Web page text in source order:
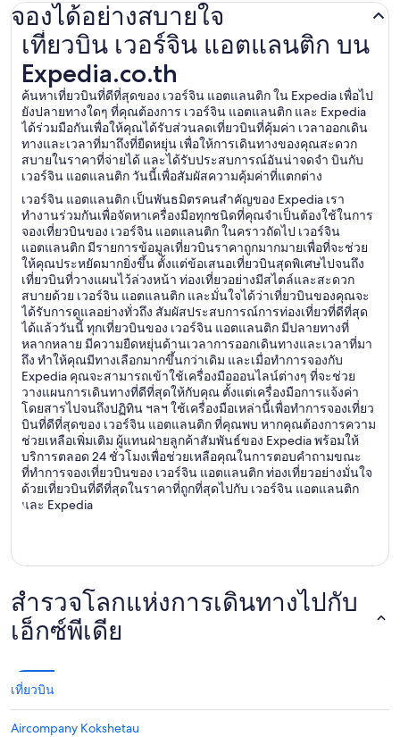
จองได้อย่างสบายใจ
เที่ยวบิน เวอร์จิน แอตแลนติก บน
Expedia.co.th
ค้นหาเที่ยวบินที่ดีที่สุดของ เวอร์จิน แอตแลนติก ใน Expedia เพื่อไป
ยังปลายทางใดๆ ที่คุณต้องการ เวอร์จิน แอตแลนติก และ Expedia
ได้ร่วมมือกันเพื่อให้คุณได้รับส่วนลดเที่ยวบินที่คุ้มค่า เวลาออกเดิน
ทางและเวลาที่มาถึงที่ยืดหยุ่น เพื่อให้การเดินทางของคุณสะดวก
สบายในราคาที่จ่ายได้ และได้รับประสบการณ์อันน่าจดจำ บินกับ
เวอร์จิน แอตแลนติก วันนี้เพื่อสัมผัสความคุ้มค่าที่แตกต่าง
เวอร์จิน แอตแลนติก เป็นพันธมิตรคนสำคัญของ Expedia เรา
ทำงานร่วมกันเพื่อจัดหาเครื่องมือทุกชนิดที่คุณจำเป็นต้องใช้ในการ
จองเที่ยวบินของ เวอร์จิน แอตแลนติก ในคราวถัดไป เวอร์จิน
แอตแลนติก มีรายการข้อมูลเที่ยวบินราคาถูกมากมายเพื่อที่จะช่วย
ให้คุณประหยัดมากยิ่งขึ้น ตั้งแต่ข้อเสนอเที่ยวบินสุดพิเศษไปจนถึง
เที่ยวบินที่วางแผนไว้ล่วงหน้า ท่องเที่ยวอย่างมีสไตล์และสะดวก
สบายด้วย เวอร์จิน แอตแลนติก และมั่นใจได้ว่าเที่ยวบินของคุณจะ
ได้รับการดูแลอย่างทั่วถึง สัมผัสประสบการณ์การท่องเที่ยวที่ดีที่สุด
ได้แล้ววันนี้ ทุกเที่ยวบินของ เวอร์จิน แอตแลนติก มีปลายทางที่
หลากหลาย มีความยืดหยุ่นด้านเวลาการออกเดินทางและเวลาที่มา
ถึง ทำให้คุณมีทางเลือกมากขึ้นกว่าเดิม และเมื่อทำการจองกับ
Expedia คุณจะสามารถเข้าใช้เครื่องมือออนไลน์ต่างๆ ที่จะช่วย
วางแผนการเดินทางที่ดีที่สุดให้กับคุณ ตั้งแต่เครื่องมือการแจ้งค่า
โดยสารไปจนถึงปฏิทิน ฯลฯ ใช้เครื่องมือเหล่านี้เพื่อทำการจองเที่ยว
บินที่ดีที่สุดของ เวอร์จิน แอตแลนติก ที่คุณพบ หากคุณต้องการความ
ช่วยเหลือเพิ่มเติม ผู้แทนฝ่ายลูกค้าสัมพันธ์ของ Expedia พร้อมให้
บริการตลอด 24 ชั่วโมงเพื่อช่วยเหลือคุณในการตอบคำถามขณะ
ที่ทำการจองเที่ยวบินของ เวอร์จิน แอตแลนติก ท่องเที่ยวอย่างมั่นใจ
ด้วยเที่ยวบินที่ดีที่สุดในราคาที่ถูกที่สุดไปกับ เวอร์จิน แอตแลนติก
และ Expedia
เที่ยวบิน เวอร์จิน แอตแลนติก บน Expedia.co.th
สำรวจโลกแห่งการเดินทางไปกับ
เอ็กซ์พีเดีย
เที่ยวบิน
Aircompany Kokshetau